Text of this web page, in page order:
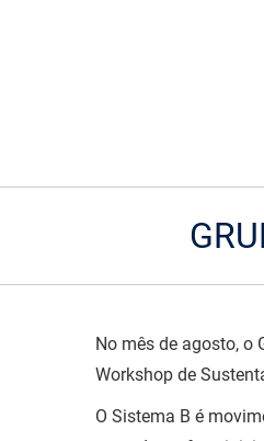
No mês de agosto, o
Workshop de
O Sistema B é